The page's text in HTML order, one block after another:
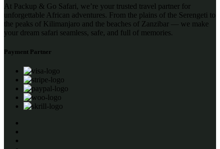
At Packup & Go Safari, we’re your trusted travel partner for
unforgettable African adventures. From the plains of the Serengeti to
the peaks of Kilimanjaro and the beaches of Zanzibar — we make
your dream safari seamless, safe, and full of memories.
Payment Partner